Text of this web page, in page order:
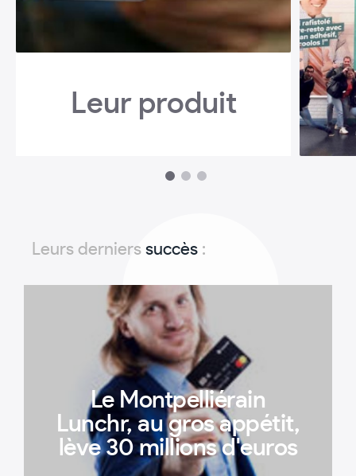
Leur produit
1 2 3
Leurs derniers succès :
Le Montpelliérain
Lunchr, au gros appétit,
lève 30 millions d'euros